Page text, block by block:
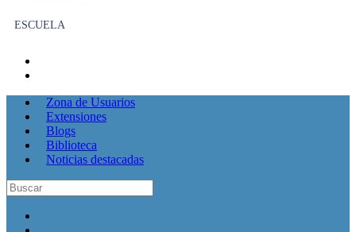
ESCUELA
Zona de Usuarios
Extensiones
Blogs
Biblioteca
Noticias destacadas